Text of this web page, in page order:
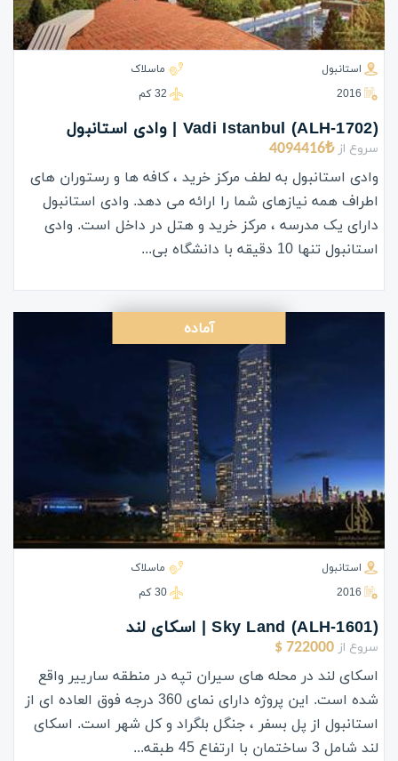
استانبول
ماسلاک
2016
32 كم
(ALH-1702) Vadi Istanbul | وادی استانبول
سروع از 4094416₺
وادی استانبول به لطف مرکز خرید ، کافه ها و رستوران های
اطراف همه نیازهای شما را ارائه می دهد. وادی استانبول
دارای یک مدرسه ، مرکز خرید و هتل در داخل است. وادی
استانبول تنها 10 دقیقه با دانشگاه بی...
آماده
استانبول
ماسلاک
2016
30 كم
(ALH-1601) Sky Land | اسکای لند
سروع از 722000 $
اسکای لند در محله های سیران تپه در منطقه سارییر واقع
شده است. این پروژه دارای نمای 360 درجه فوق العاده ای از
استانبول از پل بسفر ، جنگل بلگراد و کل شهر است. اسکای
لند شامل 3 ساختمان با ارتفاع 45 طبقه...